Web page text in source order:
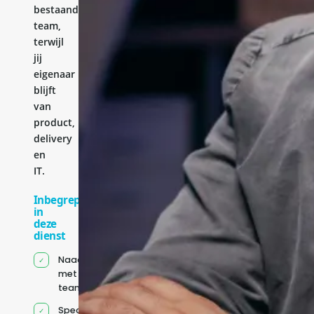
bestaande
team,
terwijl
jij
eigenaar
blijft
van
product,
delivery
en
IT.
Inbegrepen
in
deze
dienst
Naadloze integratie
met jouw bestaande
team
Specifiek voor jou